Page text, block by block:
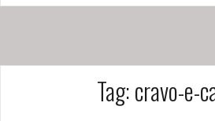
Tag:cravo-e-